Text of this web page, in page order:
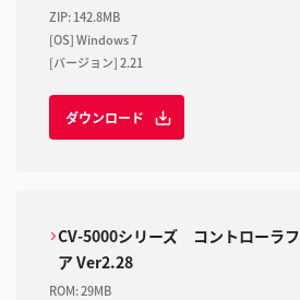
ZIP:142.8MB
[OS] Windows 7
[バージョン] 2.21
ダウンロード
CV-5000シリーズ コントローラ
ア Ver2.28
ROM:29MB